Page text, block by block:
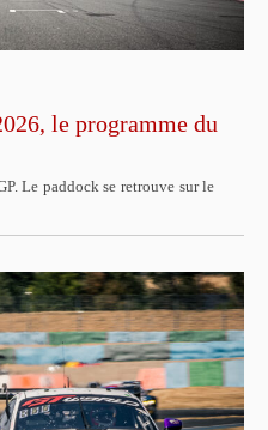
le programme du
Le paddock se retrouve sur le